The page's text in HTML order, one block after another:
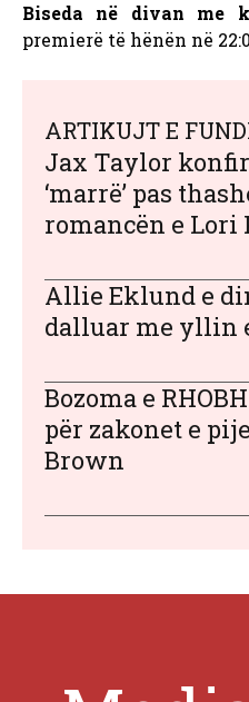
Biseda në divan me
premierë të hënën në
ARTIKUJT E
Jax Taylor
‘marrë’ pas
romancën e Lori
Allie Eklund e
dalluar me yllin
Bozoma e
për zakonet e
Brown